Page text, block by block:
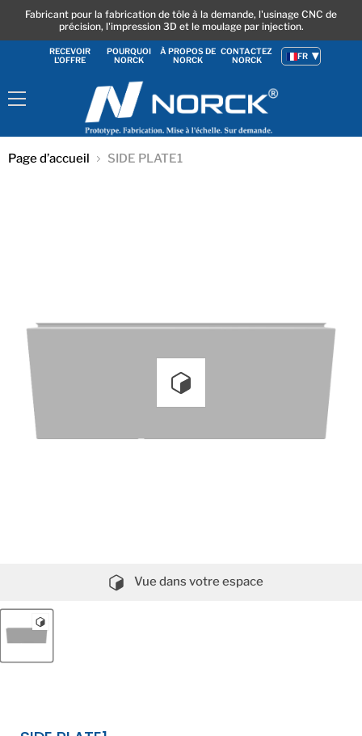
Fabricant pour la fabrication de tôle à la demande, l'usinage CNC de
précision, l'impression 3D et le moulage par injection.
RECEVOIR
L'OFFRE
POURQUOI
NORCK
À PROPOS DE
NORCK
CONTACTEZ
NORCK
FR
Page d’accueil SIDE PLATE1
Vue dans votre espace